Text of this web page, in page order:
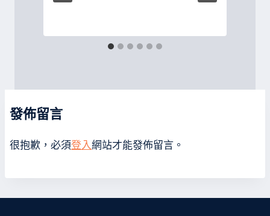
發佈留言
很抱歉，必須登入網站才能發佈留言。